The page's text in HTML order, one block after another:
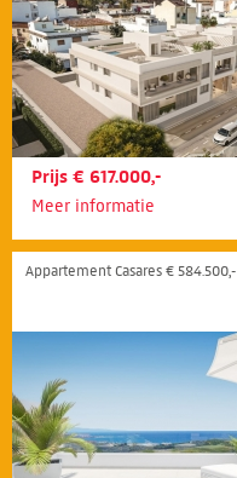
Prijs € 617.000,-
Meer informatie
Appartement Casares € 584.500,-